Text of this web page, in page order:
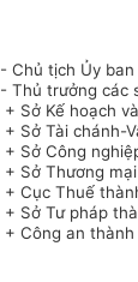
- Chủ tịch Ủy
- Thủ trưởng các
+ Sở Kế hoạch
+ Sở Tài chánh-
+ Sở Công
+ Sở Thương
+ Cục Thuế
+ Sở Tư pháp
+ Công an thành